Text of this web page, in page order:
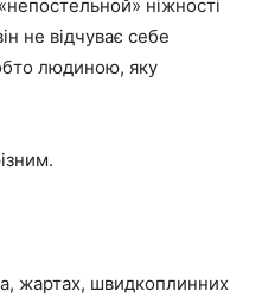
ніжності
не відчуває себе
людиною, яку
жартах, швидкоплинних